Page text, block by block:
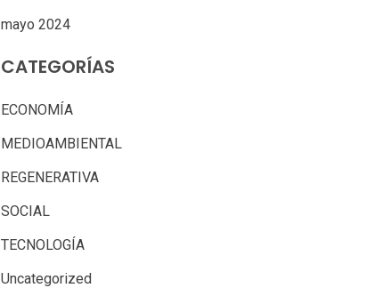
mayo 2024
CATEGORÍAS
ECONOMÍA
MEDIOAMBIENTAL
REGENERATIVA
SOCIAL
TECNOLOGÍA
Uncategorized